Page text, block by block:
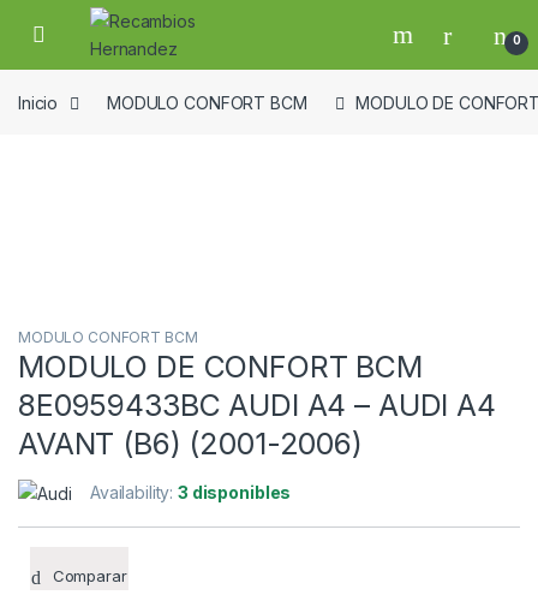
Skip to navigation
Skip to content
Open 0
Inicio MODULO CONFORT BCM MODULO DE
MODULO CONFORT BCM
MODULO DE CONFORT BCM
8E0959433BC AUDI A4 – AUDI A4
AVANT (B6) (2001-2006)
Availability:3 disponibles
Comparar